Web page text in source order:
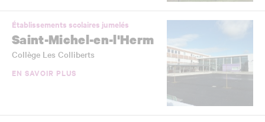
Établissements scolaires jumelés
Saint-Michel-en-l'Herm
Collège Les Colliberts
EN SAVOIR PLUS